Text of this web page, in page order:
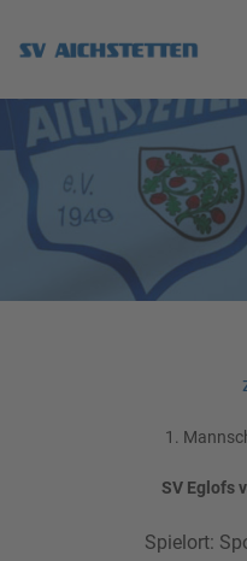
1.
SV Eglofs
Spielort: